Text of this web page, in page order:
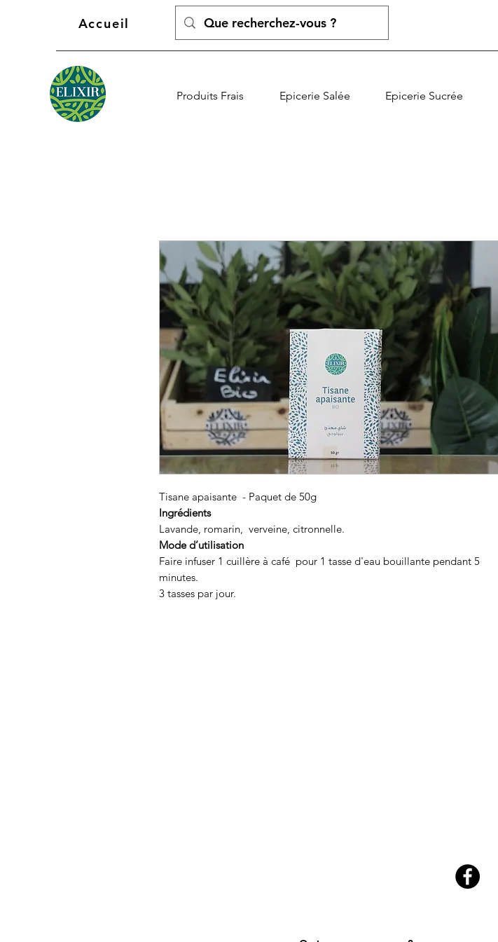
Accueil
Produits Frais Epicerie Salée Epicerie Sucrée
Tisane apaisante - Paquet de 50g
Ingrédients
Lavande, romarin, verveine, citronnelle.
Mode d’utilisation
Faire infuser 1 cuillère à café pour 1 tasse d'eau bouillante pendant 5
minutes.
3 tasses par jour.